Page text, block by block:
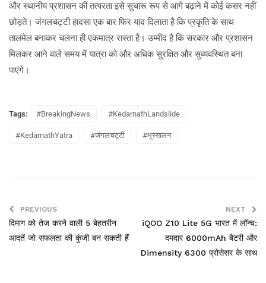
और स्थानीय प्रशासन की तत्परता इसे सुचारू रूप से आगे बढ़ाने में कोई कसर नहीं
छोड़ते। जंगलचट्टी हादसा एक बार फिर याद दिलाता है कि प्रकृति के साथ
तालमेल बनाकर चलना ही एकमात्र रास्ता है। उम्मीद है कि सरकार और प्रशासन
मिलकर आने वाले समय में यात्रा को और अधिक सुरक्षित और सुव्यवस्थित बना
पाएंगे।
Tags: #BreakingNews #KedarnathLandslide
#KedarnathYatra #जंगलचट्टी #भूस्खलन
PREVIOUS
दिमाग को तेज करने वाली 5 बेहतरीन
आदतें जो सफलता की कुंजी बन सकती हैं
NEXT
iQOO Z10 Lite 5G भारत में लॉन्च:
दमदार 6000mAh बैटरी और
Dimensity 6300 प्रोसेसर के साथ